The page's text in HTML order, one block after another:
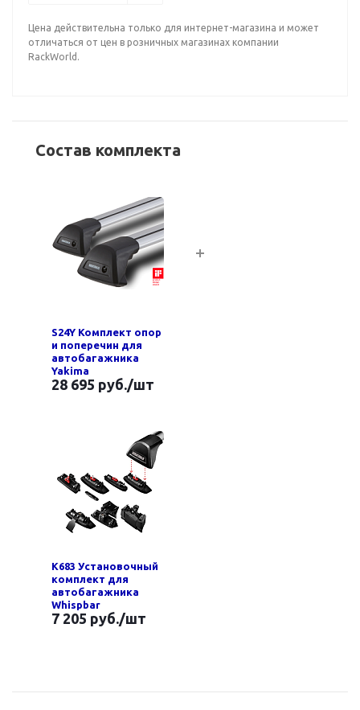
Цена действительна только для интернет-магазина и может
отличаться от цен в розничных магазинах компании
RackWorld.
Состав комплекта
S24Y Комплект опор
и поперечин для
автобагажника
Yakima
28 695 руб./шт
K683 Установочный
комплект для
автобагажника
Whispbar
7 205 руб./шт